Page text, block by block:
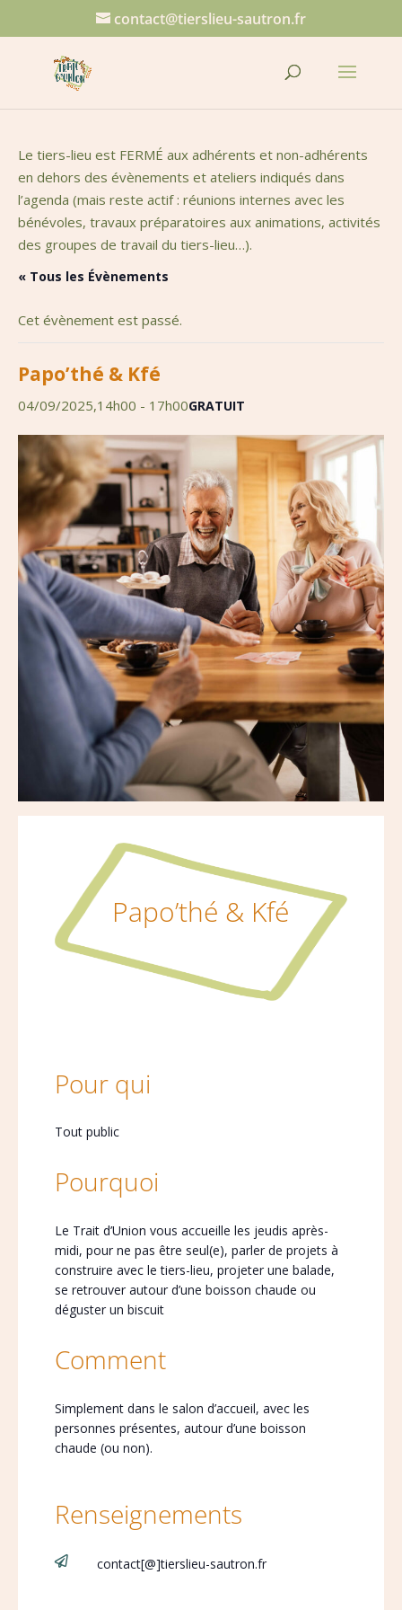
contact@tierslieu-sautron.fr
Le tiers-lieu est FERMÉ aux adhérents et non-adhérents
en dehors des évènements et ateliers indiqués dans
l’agenda (mais reste actif : réunions internes avec les
bénévoles, travaux préparatoires aux animations, activités
des groupes de travail du tiers-lieu…).
« Tous les Évènements
Cet évènement est passé.
Papo’thé & Kfé
04/09/2025,14h00 - 17h00GRATUIT
Papo’thé & Kfé
Pour qui
Tout public
Pourquoi
Le Trait d’Union vous accueille les jeudis après-
midi, pour ne pas être seul(e), parler de projets à
construire avec le tiers-lieu, projeter une balade,
se retrouver autour d’une boisson chaude ou
déguster un biscuit
Comment
Simplement dans le salon d’accueil, avec les
personnes présentes, autour d’une boisson
chaude (ou non).
Renseignements
 contact[@]tierslieu-sautron.fr